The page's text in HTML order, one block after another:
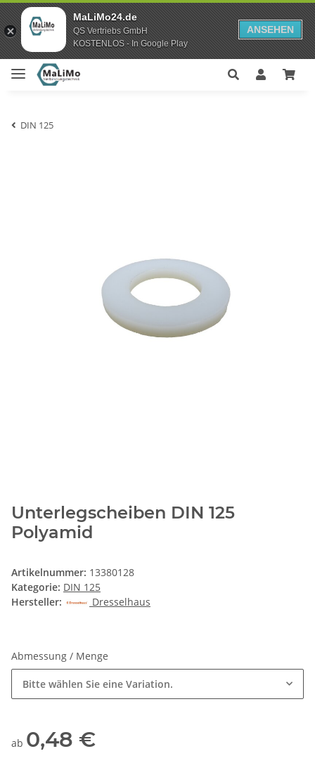
MaLiMo24.de
QS Vertriebs GmbH
KOSTENLOS - In Google Play
ANSEHEN
DIN 125
Unterlegscheiben DIN 125
Polyamid
Artikelnummer: 13380128
Kategorie: DIN 125
Hersteller:
Dresselhaus
Abmessung / Menge
Bitte wählen Sie eine Variation.
ab 0,48 €